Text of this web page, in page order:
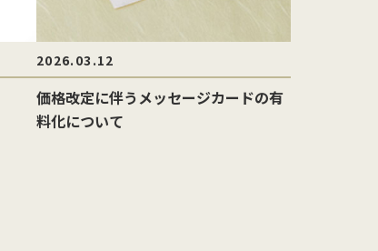
2026.03.12
価格改定に伴うメッセージカードの有
料化について